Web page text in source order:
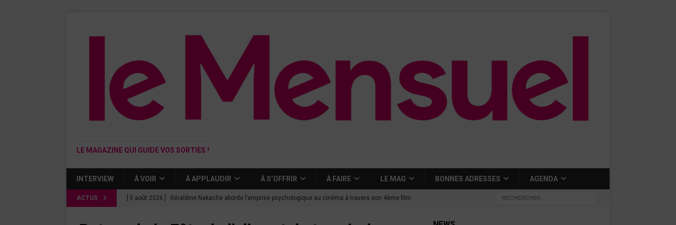
LE MAGAZINE QUI GUIDE VOS SORTIES !
INTERVIEW À VOIR À APPLAUDIR À S’OFFRIR À FAIRE LE MAG BONNES ADRESSES AGENDA
ACTUS [ 5 août 2026 ] Géraldine Nakache aborde l’emprise psychologique au cinéma à travers son 4ème film